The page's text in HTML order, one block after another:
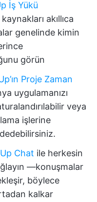
İş Yükü
akıllıca
genelinde kimin
görün
Proje Zaman
uygulamanızı
veya
işlerine
Chat ile herkesin
—konuşmalar
böylece
kalkar